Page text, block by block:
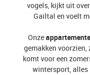
vogels, kijkt uit
Gailtal en voelt
Onze
gemakken
komt voor een
wintersport, alles